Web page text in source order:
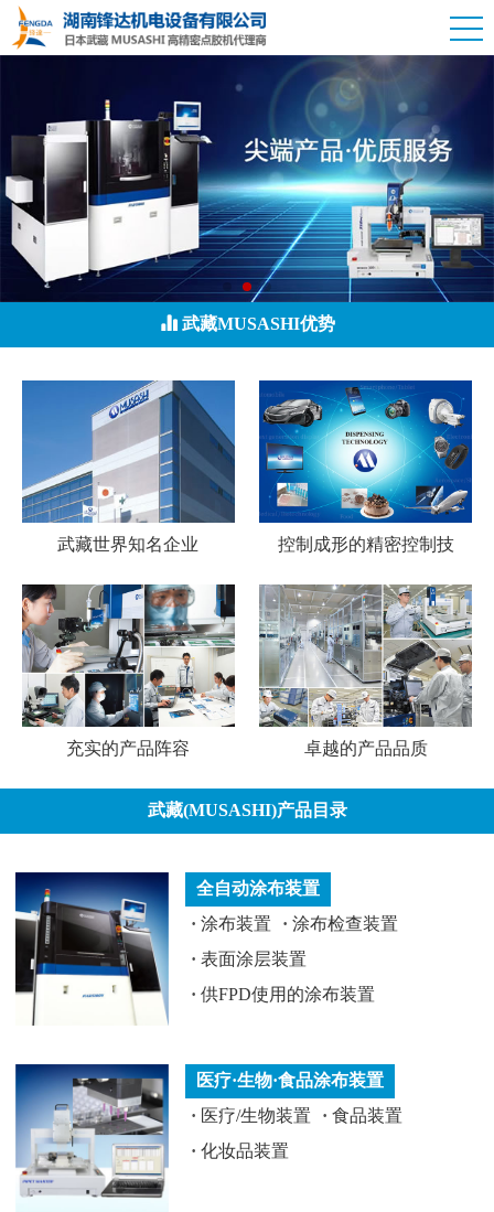
武藏MUSASHI优势
武藏世界知名企业 控制成形的精密控制技
充实的产品阵容 卓越的产品品质
武藏(MUSASHI)产品目录
全自动涂布装置
· 涂布装置 · 涂布检查装置
· 表面涂层装置
· 供FPD使用的涂布装置
医疗·生物·食品涂布装置
· 医疗/生物装置 · 食品装置
· 化妆品装置